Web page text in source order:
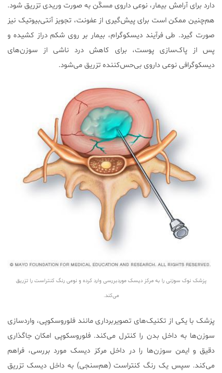
دارد برای آرامش بیمار، نوعی داروی مسکّن به صورت وریدی تزریق شود.
هم‌چنین ممکن است برای پیش‌گیری از عفونت، تجویز آنتی‌بیوتیک نیز
صورت گیرد. طی فرآیند دیسکوگرام، بیمار بر روی شکم دراز کشیده و
پس از پاک‌سازی پوست، برای کاهش درد ناشی از سوزن‌های
دیسکوگرافی نوعی داروی بی‌حس‌کننده تزریق می‌شود.
پزشک نوک سوزنی را به مرکز دیسک موردبررسی وارد کرده و نوعی رنگ کنتراست را تزریق
می‌کند.
پزشک با یکی از تکنیک‌های تصویربرداری مانند فلوروسکوپی، واردسازی
سوزن‌ها به داخل بدن را کنترل می‌کند. فلوروسکوپی امکان جاگذاری
دقیق و ایمن سوزن‌ها را در داخل مرکز دیسک مورد بررسی، فراهم
می‌کند. سپس یک رنگ کنتراست (هم‌سنجی) به داخل دیسک تزریق